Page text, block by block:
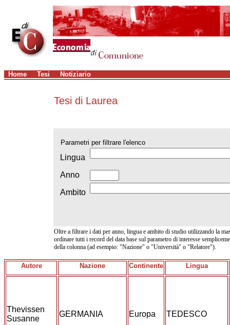
Home Tesi Notiziario
Tesi di Laurea
Parametri per filtrare l'elenco
Lingua
Anno
Ambito
Oltre a filtrare i dati per anno, lingua e ambito di studio utilizzando la
ordinare tutti i record del data base sul parametro di interesse
della colonna (ad esempio: "Nazione" o "Università" o "Relatore").
Autore Nazione Continente Lingua
Thevissen
Susanne
GERMANIA Europa TEDESCO